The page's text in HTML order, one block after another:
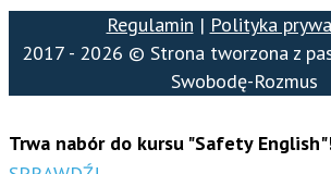
Regulamin | Polityka
2017 - 2026 © Strona tworzona z
Swobodę-Rozmus
Trwa nabór do kursu "Safety